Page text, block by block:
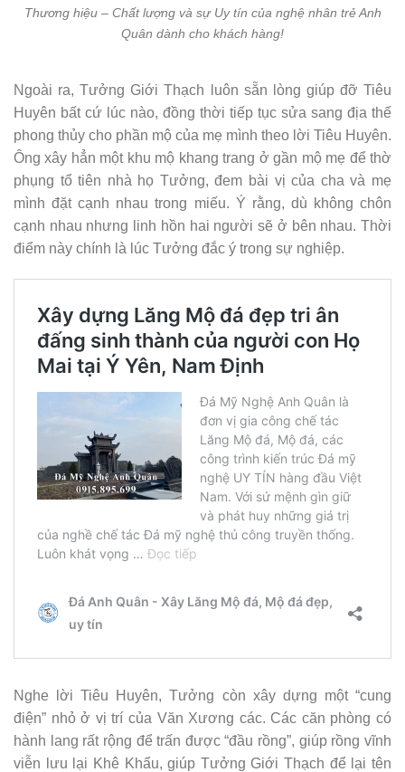
Thương hiệu – Chất lượng và sự Uy tín của nghệ nhân trẻ Anh
Quân dành cho khách hàng!
Ngoài ra, Tưởng Giới Thạch luôn sẵn lòng giúp đỡ Tiêu
Huyên bất cứ lúc nào, đồng thời tiếp tục sửa sang địa thế
phong thủy cho phần mộ của mẹ mình theo lời Tiêu Huyên.
Ông xây hẳn một khu mộ khang trang ở gần mộ mẹ để thờ
phụng tổ tiên nhà họ Tưởng, đem bài vị của cha và mẹ
mình đặt cạnh nhau trong miếu. Ý rằng, dù không chôn
cạnh nhau nhưng linh hồn hai người sẽ ở bên nhau. Thời
điểm này chính là lúc Tưởng đắc ý trong sự nghiệp.
Nghe lời Tiêu Huyên, Tưởng còn xây dựng một “cung
điện” nhỏ ở vị trí của Văn Xương các. Các căn phòng có
hành lang rất rộng để trấn được “đầu rồng”, giúp rồng vĩnh
viễn lưu lại Khê Khẩu, giúp Tưởng Giới Thạch để lại tên